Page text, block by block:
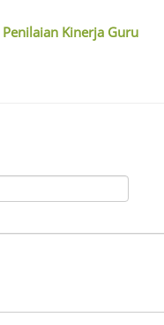
Kinerja Guru